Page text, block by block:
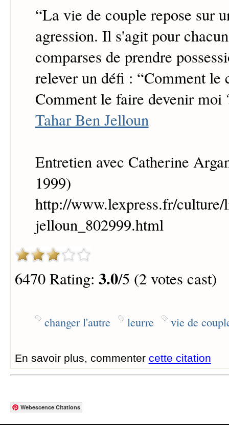
“La vie de couple repose sur
agression. Il s'agit pour
comparses de prendre
relever un défi : “Comment le
Comment le faire devenir moi
Tahar Ben Jelloun
Entretien avec Catherine
1999)
http://www.lexpress.fr/
jelloun_802999.html
6470 Rating: 3.0/5 (2 votes cast)
changer l'autre leurre vie de
En savoir plus, commenter cette citation
Webescence Citations